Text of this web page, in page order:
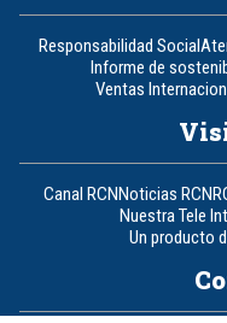
Responsabilidad Social
Informe de
Ventas
Canal RCNNoticias RCN
Nuestra Tele
Un producto